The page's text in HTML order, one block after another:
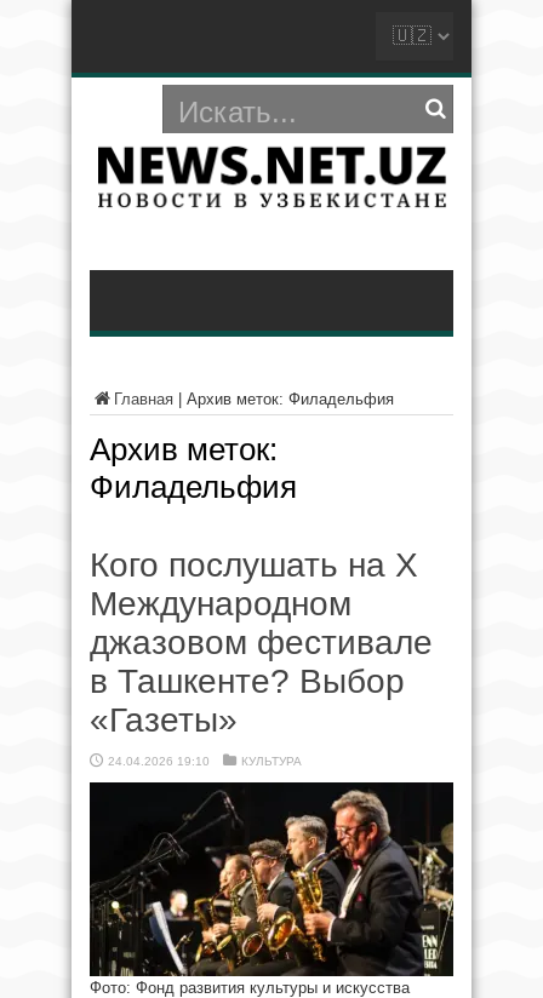
Главная Архив меток: Филадельфия
Архив меток:
Филадельфия
Кого послушать на X
Международном
джазовом фестивале
в Ташкенте? Выбор
«Газеты»
24.04.2026 19:10 КУЛЬТУРА
Фото: Фонд развития культуры и искусства